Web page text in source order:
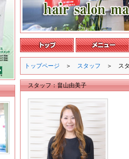
トップページ ＞ スタッフ ＞ スタ
スタッフ：畠山由美子